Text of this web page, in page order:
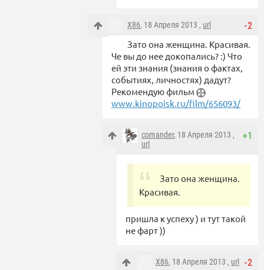
-2
X86, 18 Апреля 2013 , url
Зато она женщина. Красивая.
Че вы до нее докопались? :) Что
ей эти знания (знания о фактах,
событиях, личностях) дадут?
Рекомендую фильм
www.kinopoisk.ru/film/656093/
+1
comander, 18 Апреля 2013 ,
url
Зато она женщина.
Красивая.
пришла к успеху ) и тут такой
не фарт ))
-2
X86, 18 Апреля 2013 , url